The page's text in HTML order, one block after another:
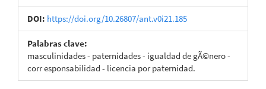
DOI: https://doi.org/10.26807/ant.v0i21.185
Palabras clave:
masculinidades - paternidades - igualdad de gÃ©nero -
corr esponsabilidad - licencia por paternidad.